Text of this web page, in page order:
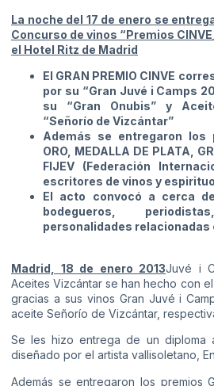
La noche del 17 de enero se
Concurso de vinos “Premios
el Hotel Ritz de Madrid
El GRAN PREMIO CINVE
por su “Gran Juvé i Camps
su “Gran Onubis” y
“Señorío de Vizcántar”
Además se entregaron los
ORO, MEDALLA DE PLATA,
FIJEV (Federación
escritores de vinos y
El acto convocó a cerca
bodegueros,
personalidades relacionadas
Madrid, 18 de enero 2013Juvé i
Aceites Vizcántar se han hecho con el
gracias a sus vinos Gran Juvé i
aceite Señorío de Vizcántar,
Se les hizo entrega de un diploma
diseñado por el artista vallisoletano,
Además se entregaron los premios